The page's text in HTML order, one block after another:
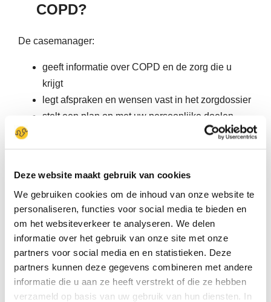
Deze website maakt gebruik van cookies
We gebruiken cookies om de inhoud van onze website te
personaliseren, functies voor social media te bieden en
om het websiteverkeer te analyseren. We delen
informatie over het gebruik van onze site met onze
partners voor social media en en statistieken. Deze
partners kunnen deze gegevens combineren met andere
informatie die u aan ze heeft verstrekt of die ze hebben
verzameld op basis van uw gebruik van hun diensten. In
COPD?
De casemanager:
geeft informatie over COPD en de zorg die u
krijgt
legt afspraken en wensen vast in het zorgdossier
stelt een plan op met uw persoonlijke doelen
adviseert en begeleidt bij vastzittend sputum
leert u omgaan met angst om te stikken of
depressiviteit
leert u omgaan met beperkingen door
benauwdheid
leert u omgaan met de omgeving
helpt bij voedingsproblemen
ondersteunt bij vragen over het levenseinde